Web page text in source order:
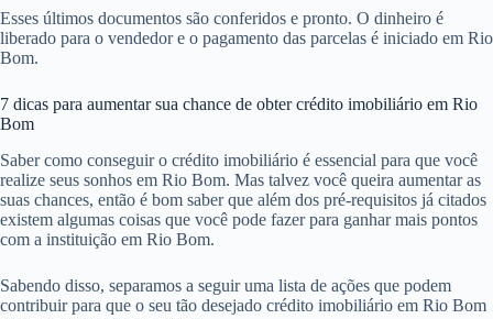
Esses últimos documentos são conferidos e pronto. O dinheiro é
liberado para o vendedor e o pagamento das parcelas é iniciado em Rio
Bom.
7 dicas para aumentar sua chance de obter crédito imobiliário em Rio
Bom
Saber como conseguir o crédito imobiliário é essencial para que você
realize seus sonhos em Rio Bom. Mas talvez você queira aumentar as
suas chances, então é bom saber que além dos pré-requisitos já citados
existem algumas coisas que você pode fazer para ganhar mais pontos
com a instituição em Rio Bom.
Sabendo disso, separamos a seguir uma lista de ações que podem
contribuir para que o seu tão desejado crédito imobiliário em Rio Bom